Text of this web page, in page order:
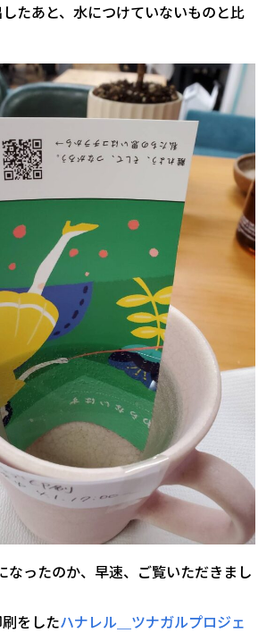
たあと、水につけていないものと比
なったのか、早速、ご覧いただきまし
をしたハナレル＿ツナガルプロジェ